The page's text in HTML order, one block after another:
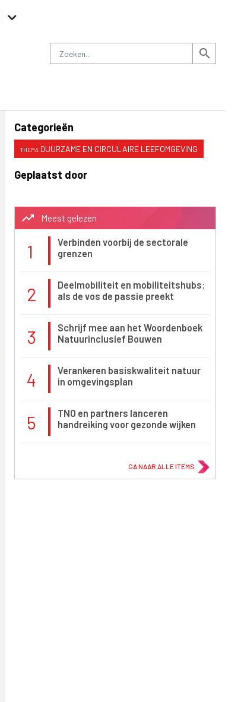
Zoeken search
Categorieën
DUURZAME EN CIRCULAIRE LEEFOMGEVING
Geplaatst door
trending_up Meest gelezen
1
Verbinden voorbij de sectorale
grenzen
2
Deelmobiliteit en mobiliteitshubs:
als de vos de passie preekt
3
Schrijf mee aan het Woordenboek
Natuurinclusief Bouwen
4
Verankeren basiskwaliteit natuur
in omgevingsplan
5
TNO en partners lanceren
handreiking voor gezonde wijken
GA NAAR ALLE ITEMS